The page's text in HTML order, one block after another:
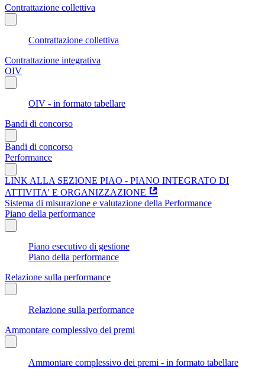
Contrattazione collettiva
Contrattazione collettiva
Contrattazione integrativa
OIV
OIV - in formato tabellare
Bandi di concorso
Bandi di concorso
Performance
LINK ALLA SEZIONE PIAO - PIANO INTEGRATO DI
ATTIVITA' E ORGANIZZAZIONE
Sistema di misurazione e valutazione della Performance
Piano della performance
Piano esecutivo di gestione
Piano della performance
Relazione sulla performance
Relazione sulla performance
Ammontare complessivo dei premi
Ammontare complessivo dei premi - in formato tabellare